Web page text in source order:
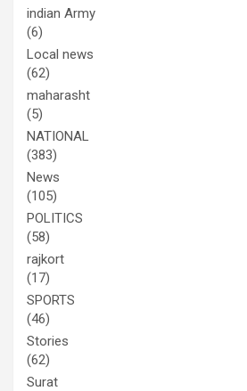
indian Army
(6)
Local news
(62)
maharasht
(5)
NATIONAL
(383)
News
(105)
POLITICS
(58)
rajkort
(17)
SPORTS
(46)
Stories
(62)
Surat